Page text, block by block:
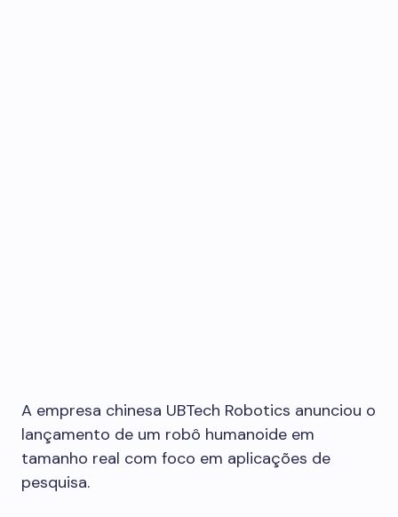
A empresa chinesa UBTech Robotics anunciou o
lançamento de um robô humanoide em
tamanho real com foco em aplicações de
pesquisa.